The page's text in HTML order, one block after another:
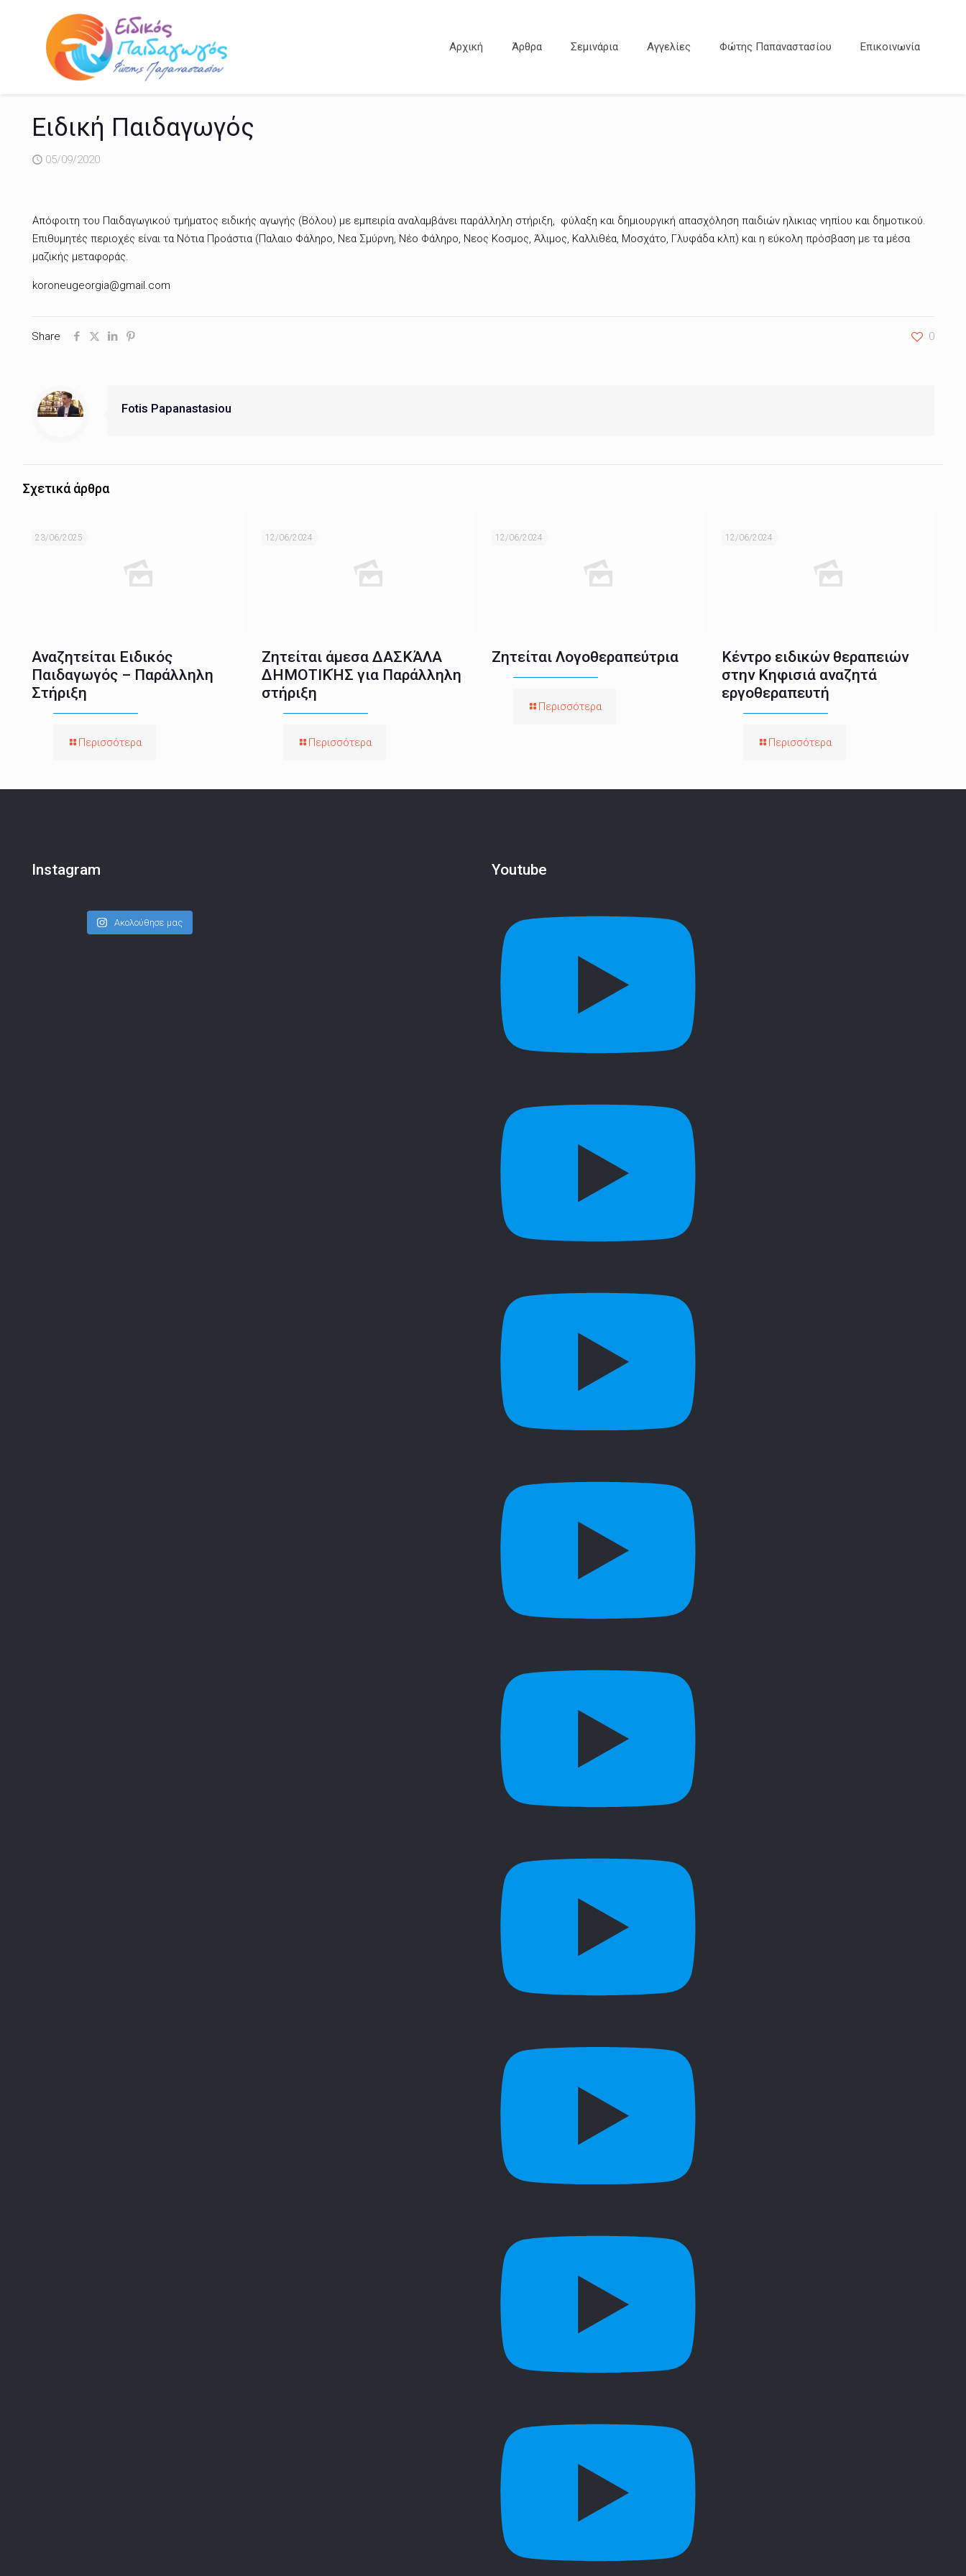
Αρχική Άρθρα Σεμινάρια Αγγελίες Φώτης Παπαναστασίου Επικοινωνία
Ειδική Παιδαγωγός
05/09/2020
Απόφοιτη του Παιδαγωγικού τμήματος ειδικής αγωγής (Βόλου) με εμπειρία αναλαμβάνει παράλληλη στήριξη, φύλαξη και δημιουργική απασχόληση παιδιών ηλικιας νηπίου και δημοτικού.
Επιθυμητές περιοχές είναι τα Νότια Προάστια (Παλαιο Φάληρο, Νεα Σμύρνη, Νέο Φάληρο, Νεος Κοσμος, Άλιμος, Καλλιθέα, Μοσχάτο, Γλυφάδα κλπ) και η εύκολη πρόσβαση με τα μέσα
μαζικής μεταφοράς.
koroneugeorgia@gmail.com
Share 0
Fotis Papanastasiou
Σχετικά άρθρα
23/06/2025
Αναζητείται Ειδικός
Παιδαγωγός – Παράλληλη
Στήριξη
Περισσότερα
12/06/2024
Ζητείται άμεσα ΔΑΣΚΆΛΑ
ΔΗΜΟΤΙΚΉΣ για Παράλληλη
στήριξη
Περισσότερα
12/06/2024
Ζητείται Λογοθεραπεύτρια
Περισσότερα
12/06/2024
Κέντρο ειδικών θεραπειών
στην Κηφισιά αναζητά
εργοθεραπευτή
Περισσότερα
Instagram
Ακολούθησε μας
Youtube